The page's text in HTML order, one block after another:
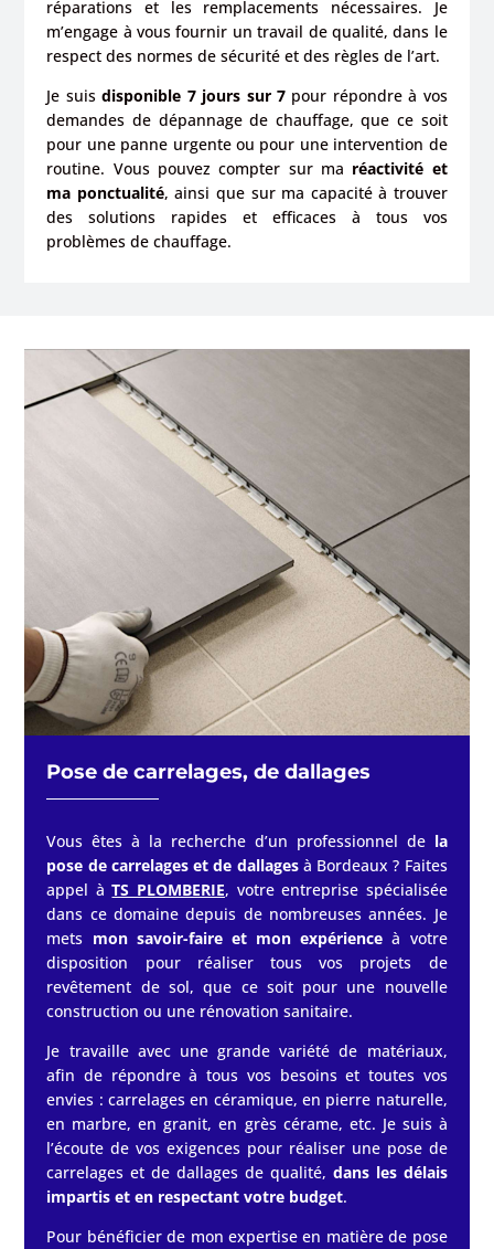
réparations et les remplacements nécessaires. Je
m’engage à vous fournir un travail de qualité, dans le
respect des normes de sécurité et des règles de l’art.
Je suisdisponible 7 jours sur 7pour répondre à vos
demandes de dépannage de chauffage, que ce soit
pour une panne urgente ou pour une intervention de
routine. Vous pouvez compter sur ma réactivité et
ma ponctualité, ainsi que sur ma capacité à trouver
des solutions rapides et efficaces à tous vos
problèmes de chauffage.
Pose de carrelages, de dallages
Vous êtes à la recherche d’un professionnel de la
pose de carrelages et de dallagesà Bordeaux ? Faites
appel àTS PLOMBERIE, votre entreprise spécialisée
dans ce domaine depuis de nombreuses années. Je
mets mon savoir-faire et mon expérience à votre
disposition pour réaliser tous vos projets de
revêtement de sol, que ce soit pour une nouvelle
construction ou une rénovation sanitaire.
Je travaille avec une grande variété de matériaux,
afin de répondre à tous vos besoins et toutes vos
envies : carrelages en céramique, en pierre naturelle,
en marbre, en granit, en grès cérame, etc. Je suis à
l’écoute de vos exigences pour réaliser une pose de
carrelages et de dallages de qualité, dans les délais
impartis et en respectant votre budget.
Pour bénéficier de mon expertise en matière de pose